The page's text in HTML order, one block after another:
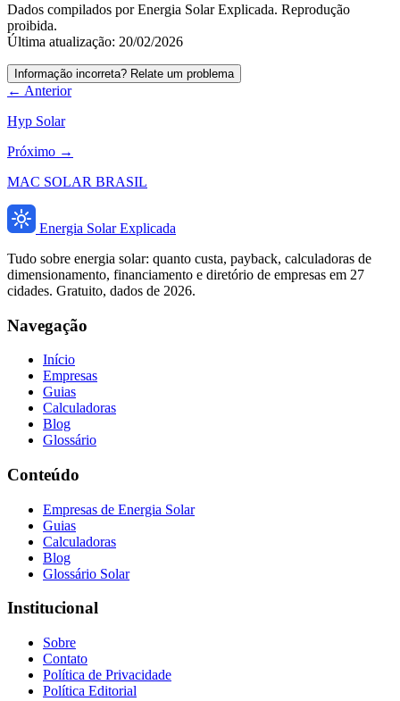
Dados compilados por Energia Solar Explicada. Reprodução
proibida.
Última atualização: 20/02/2026
Informação incorreta? Relate um problema
← Anterior
Hyp Solar
Próximo →
MAC SOLAR BRASIL
Energia Solar Explicada
Tudo sobre energia solar: quanto custa, payback, calculadoras de
dimensionamento, financiamento e diretório de empresas em 27
cidades. Gratuito, dados de 2026.
Navegação
Início
Empresas
Guias
Calculadoras
Blog
Glossário
Conteúdo
Empresas de Energia Solar
Guias
Calculadoras
Blog
Glossário Solar
Institucional
Sobre
Contato
Política de Privacidade
Política Editorial